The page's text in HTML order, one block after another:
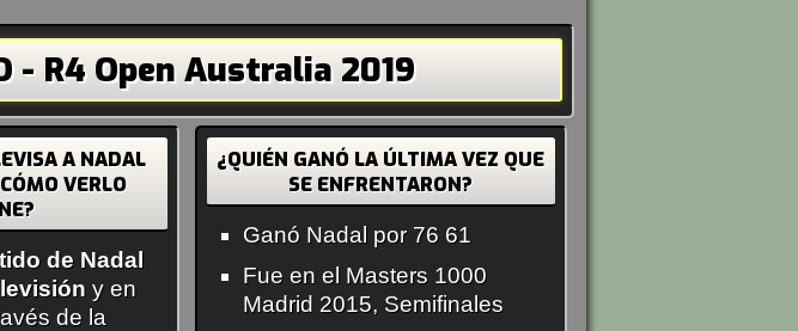
- R4 Open Australia 2019
A NADAL
VERLO
de Nadal
y en
de la
¿QUIÉN GANÓ LA ÚLTIMA VEZ QUE
SE ENFRENTARON?
Ganó Nadal por 76 61
Fue en el Masters 1000
Madrid 2015, Semifinales